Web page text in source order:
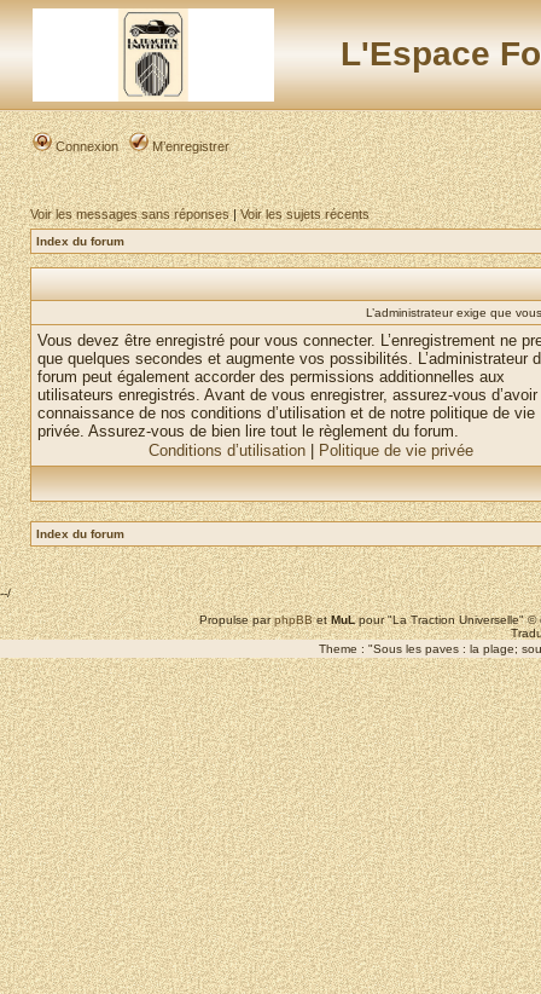
L'Espace
Connexion M’enregistrer
Voir les messages sans réponses|Voir les sujets récents
Index du forum
L’administrateur exige que
Vous devez être enregistré pour vous connecter. L’enregistrement ne
que quelques secondes et augmente vos possibilités. L’administrateur
forum peut également accorder des permissions additionnelles aux
utilisateurs enregistrés. Avant de vous enregistrer, assurez-vous
connaissance de nos conditions d’utilisation et de notre politique de vie
privée. Assurez-vous de bien lire tout le règlement du forum.
Conditions d’utilisation
Politique de vie privée
Index du forum
--/
Propulse parphpBBetMuLpour "La Traction Universelle"
Theme : "Sous les paves : la plage;